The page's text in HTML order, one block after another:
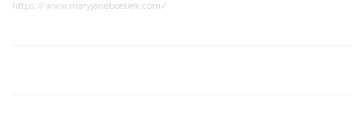
https://www.maryjaneboetiek.com/